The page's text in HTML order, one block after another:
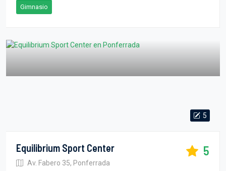
Gimnasio
5
Equilibrium Sport Center
Av. Fabero 35, Ponferrada
5